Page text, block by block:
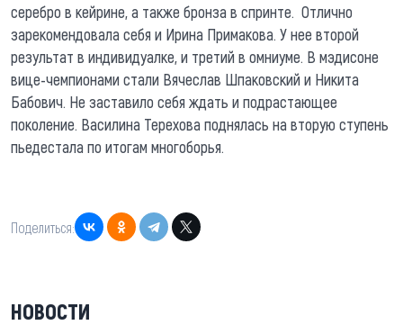
серебро в кейрине, а также бронза в спринте. Отлично
зарекомендовала себя и Ирина Примакова. У нее второй
результат в индивидуалке, и третий в омниуме. В мэдисоне
вице-чемпионами стали Вячеслав Шпаковский и Никита
Бабович. Не заставило себя ждать и подрастающее
поколение. Василина Терехова поднялась на вторую ступень
пьедестала по итогам многоборья.
Поделиться:
НОВОСТИ